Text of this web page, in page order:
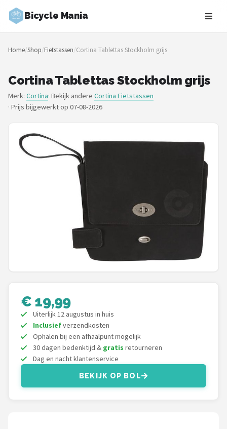
Bicycle Mania
Zoeken
NAVIGATIE
Merken
Blog
Fietsroutes
Elektrische fietsen
Mountainbikes
Shop
Basil
Volare
ABUS
AXA
Home/Shop/Fietstassen/Cortina Tablettas Stockholm grijs
Cortina Tablettas Stockholm grijs
Merk: Cortina· Bekijk andere Cortina Fietstassen
· Prijs bijgewerkt op 07-08-2026
€ 19,99
Uiterlijk 12 augustus in huis
Inclusiefverzendkosten
Ophalen bij een afhaalpunt mogelijk
30 dagen bedenktijd & gratis retourneren
Dag en nacht klantenservice
BEKIJK OP BOL